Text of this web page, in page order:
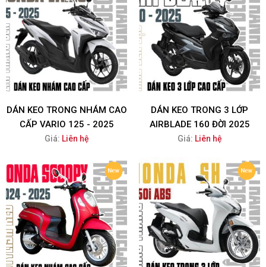
DÁN KEO TRONG NHÁM CAO
CẤP VARIO 125 - 2025
Giá: Liên hệ
DÁN KEO TRONG 3 LỚP
AIRBLADE 160 ĐỜI 2025
Giá: Liên hệ